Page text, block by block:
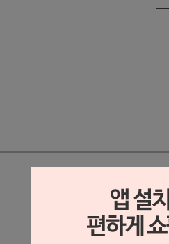
상세정보 새
상세 정보를 확